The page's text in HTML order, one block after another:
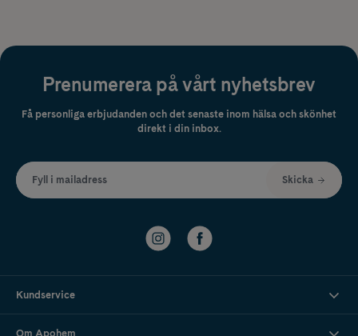
Prenumerera på vårt nyhetsbrev
Få personliga erbjudanden och det senaste inom hälsa och skönhet
direkt i din inbox.
Fyll i mailadress Skicka
Kundservice
Om Apohem